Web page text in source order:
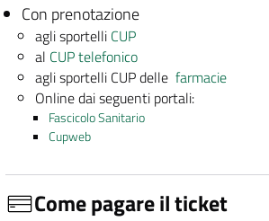
Con prenotazione
agli sportelli CUP
al CUP telefonico
agli sportelli CUP dellefarmacie
Online dai seguenti portali:
Fascicolo Sanitario
Cupweb
Come pagare il ticket